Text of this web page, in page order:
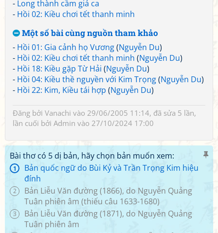
- Long thành cầm giả ca
- Hồi 02: Kiều chơi tết thanh minh
Một số bài cùng nguồn tham khảo
- Hồi 01: Gia cảnh họ Vương(Nguyễn Du)
- Hồi 02: Kiều chơi tết thanh minh (Nguyễn Du)
- Hồi 18: Kiều gặp Từ Hải (Nguyễn Du)
- Hồi 04: Kiều thề nguyền với Kim Trọng(Nguyễn Du)
- Hồi 22: Kim, Kiều tái hợp (Nguyễn Du)
Đăng bởi Vanachi vào 29/06/2005 11:14, đã sửa 5 lần,
lần cuối bởi Admin vào 27/10/2024 17:00
Bài thơ có 5 dị bản, hãy chọn bản muốn xem:
1
Bản quốc ngữ do Bùi Kỷ và Trần Trọng Kim hiệu
đính
2
Bản Liễu Văn đường (1866), do Nguyễn Quảng
Tuân phiên âm (thiếu câu 1633-1680)
3
Bản Liễu Văn đường (1871), do Nguyễn Quảng
Tuân phiên âm